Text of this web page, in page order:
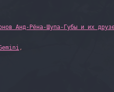
Анд-Рёна-Шупа-Губы и их
,